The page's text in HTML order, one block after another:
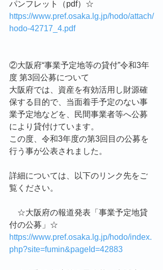
パンフレット（pdf）☆
https://www.pref.osaka.lg.jp/hodo/attach/
hodo-42717_4.pdf
②大阪府“事業予定地等の貸付”令和3年
度 第3回公募について
大阪府では、資産を有効活用し財源確
保する目的で、当面着手予定のない事
業予定地などを、民間事業者等へ公募
により貸付けています。
この度、令和3年度の第3回目の公募を
行う事が公表されました。
詳細については、以下のリンク先をご
覧ください。
☆大阪府の報道発表「事業予定地貸
付の公募」☆
https://www.pref.osaka.lg.jp/hodo/index.
php?site=fumin&pageId=42883